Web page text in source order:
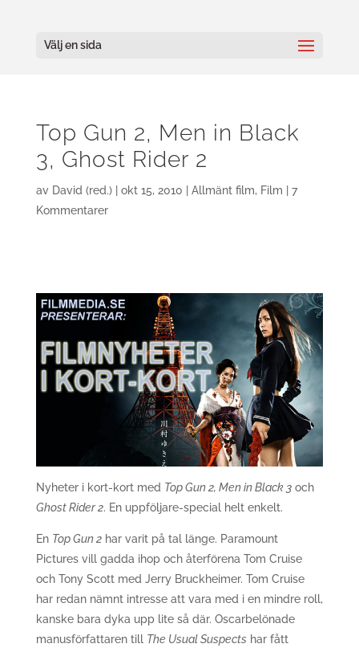
Välj en sida
Top Gun 2, Men in Black
3, Ghost Rider 2
av David (red.)| okt 15, 2010 Allmänt film, Film
7
Kommentarer
Nyheter i kort-kort med Top Gun 2, Men in Black 3och
Ghost Rider 2. En uppföljare-special helt enkelt.
En Top Gun 2har varit på tal länge. Paramount
Pictures vill gadda ihop och återförena Tom Cruise
och Tony Scott med Jerry Bruckheimer. Tom Cruise
har redan nämnt intresse att vara med i en mindre roll,
kanske bara dyka upp lite så där. Oscarbelönade
manusförfattaren till The Usual Suspects har fått